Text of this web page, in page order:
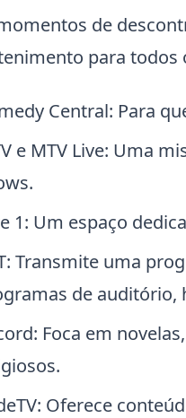
de
para todos
Central: Para
e MTV Live: Uma
1: Um espaço
Transmite uma
de auditório,
Foca em
Oferece